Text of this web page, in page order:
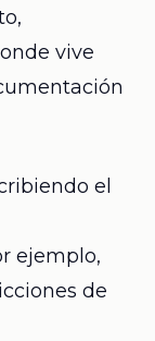
vive
el
ejemplo,
de